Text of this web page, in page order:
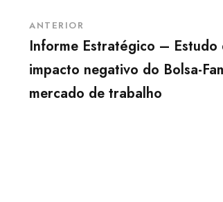
ANTERIOR
Informe Estratégico – Estudo
impacto negativo do Bolsa-
mercado de trabalho